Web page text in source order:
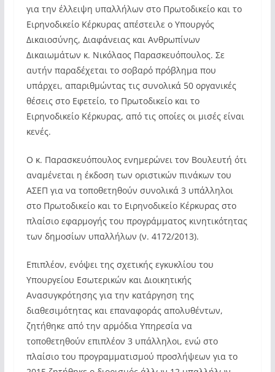
για την έλλειψη υπαλλήλων στο Πρωτοδικείο και το
Ειρηνοδικείο Κέρκυρας απέστειλε ο Υπουργός
Δικαιοσύνης, Διαφάνειας και Ανθρωπίνων
Δικαιωμάτων κ. Νικόλαος Παρασκευόπουλος. Σε
αυτήν παραδέχεται το σοβαρό πρόβλημα που
υπάρχει, απαριθμώντας τις συνολικά 50 οργανικές
θέσεις στο Εφετείο, το Πρωτοδικείο και το
Ειρηνοδικείο Κέρκυρας, από τις οποίες οι μισές είναι
κενές.
Ο κ. Παρασκευόπουλος ενημερώνει τον Βουλευτή ότι
αναμένεται η έκδοση των οριστικών πινάκων του
ΑΣΕΠ για να τοποθετηθούν συνολικά 3 υπάλληλοι
στο Πρωτοδικείο και το Ειρηνοδικείο Κέρκυρας στο
πλαίσιο εφαρμογής του προγράμματος κινητικότητας
των δημοσίων υπαλλήλων (ν. 4172/2013).
Επιπλέον, ενόψει της σχετικής εγκυκλίου του
Υπουργείου Εσωτερικών και Διοικητικής
Ανασυγκρότησης για την κατάργηση της
διαθεσιμότητας και επαναφοράς απολυθέντων,
ζητήθηκε από την αρμόδια Υπηρεσία να
τοποθετηθούν επιπλέον 3 υπάλληλοι, ενώ στο
πλαίσιο του προγραμματισμού προσλήψεων για το